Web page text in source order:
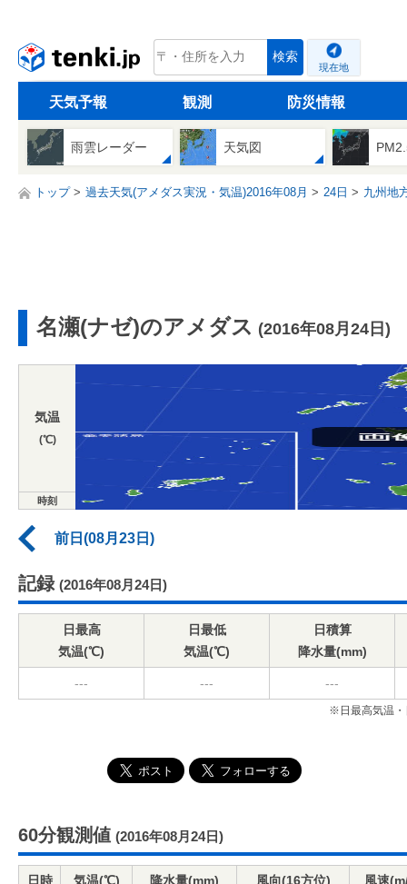
tenki.jp 検索
現在地
天気予報 観測 防災情報
雨雲レーダー 天気図
トップ 過去天気(アメダス実況・気温)2016年08月 24日 九州地
名瀬(ナゼ)のアメダス (2016年08月24日)
気温
(℃)
時刻
前日(08月23日)
記録 (2016年08月24日)
日最高
気温(℃)
日最低
気温(℃)
日積算
降水量(mm)
--- --- ---
※日最高気温・
60分観測値 (2016年08月24日)
日時 気温(℃) 降水量(mm) 風向(16方位) 風速